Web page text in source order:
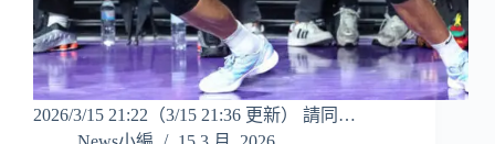
2026/3/15 21:22（3/15 21:36 更新） 請同…